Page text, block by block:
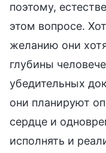
поэтому,
этом вопросе.
желанию они
глубины
убедительных
они планируют
сердце и
исполнять и